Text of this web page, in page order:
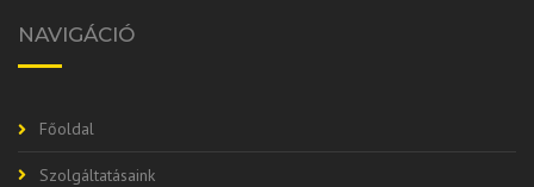
NAVIGÁCIÓ
Főoldal
Szolgáltatásaink